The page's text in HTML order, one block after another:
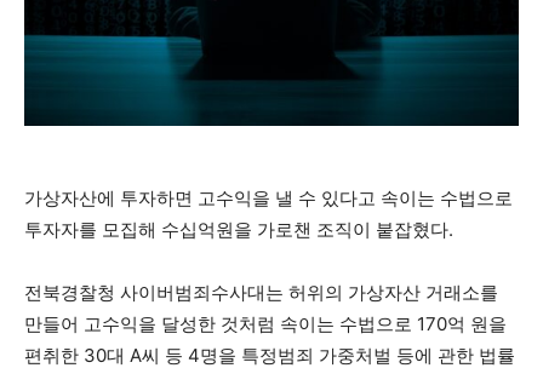
가상자산에 투자하면 고수익을 낼 수 있다고 속이는 수법으로
투자자를 모집해 수십억원을 가로챈 조직이 붙잡혔다.
전북경찰청 사이버범죄수사대는 허위의 가상자산 거래소를
만들어 고수익을 달성한 것처럼 속이는 수법으로 170억 원을
편취한 30대 A씨 등 4명을 특정범죄 가중처벌 등에 관한 법률